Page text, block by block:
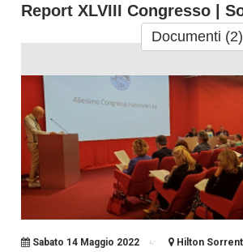
Report XLVIII Congresso |
Documenti (2)
Sabato 14 Maggio 2022 Hilton